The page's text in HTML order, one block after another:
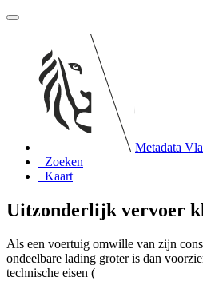
Metadata
Zoeken
Kaart
Uitzonderlijk vervoer
Als een voertuig omwille van zijn
ondeelbare lading groter is dan
technische eisen (